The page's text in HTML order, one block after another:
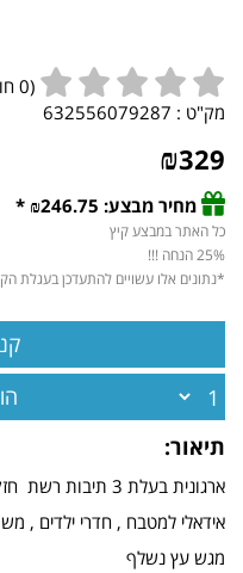
(
0
מק"ט : 632556079287
₪329
מחיר מבצע: ₪246.75 *
כל האתר במבצע קיץ
25% הנחה !!!
*נתונים אלו עשויים להתעדכן בעגלת
תיאור:
ארגונית בעלת 3 תיבות רשת חזקות לאיחסון
אידאלי למטבח , חדרי ילדים ,
מגש עץ נשלף